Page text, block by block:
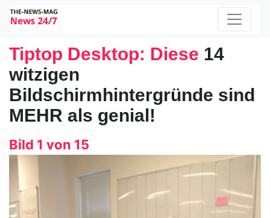
Tiptop Desktop: Diese 14
witzigen
Bildschirmhintergründe sind
MEHR als genial!
Bild 1 von 15